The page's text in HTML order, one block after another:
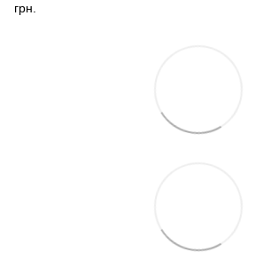
грн.